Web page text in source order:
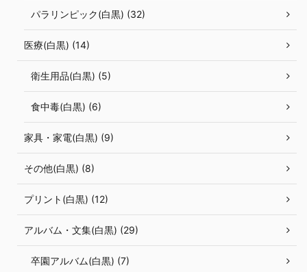
パラリンピック(白黒) (32)
医療(白黒) (14)
衛生用品(白黒) (5)
食中毒(白黒) (6)
家具・家電(白黒) (9)
その他(白黒) (8)
プリント(白黒) (12)
アルバム・文集(白黒) (29)
卒園アルバム(白黒) (7)